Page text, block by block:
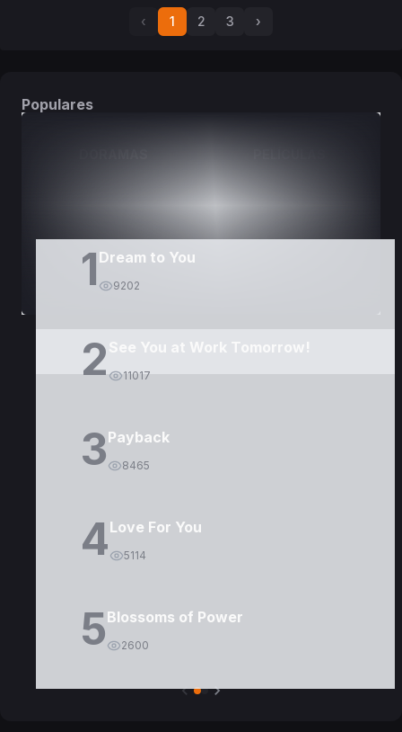
‹ 1 2 3 ›
Populares
1 Dream to You
9202
2 See You at Work Tomorrow!
11017
3Payback
8465
4Love For You
5114
5Blossoms of Power
2600